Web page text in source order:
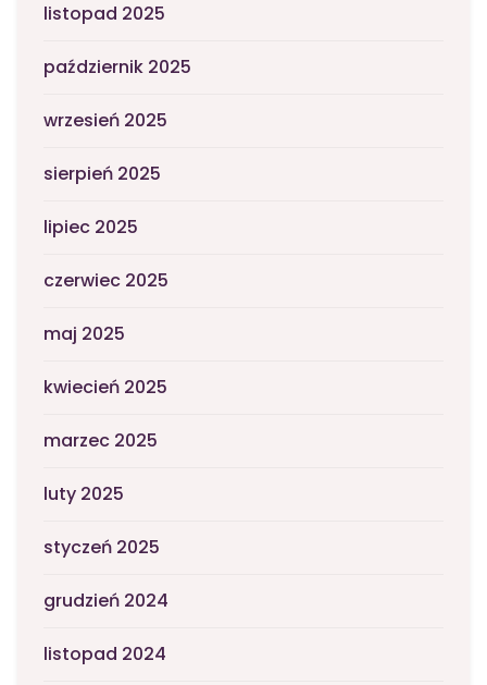
listopad 2025
październik 2025
wrzesień 2025
sierpień 2025
lipiec 2025
czerwiec 2025
maj 2025
kwiecień 2025
marzec 2025
luty 2025
styczeń 2025
grudzień 2024
listopad 2024